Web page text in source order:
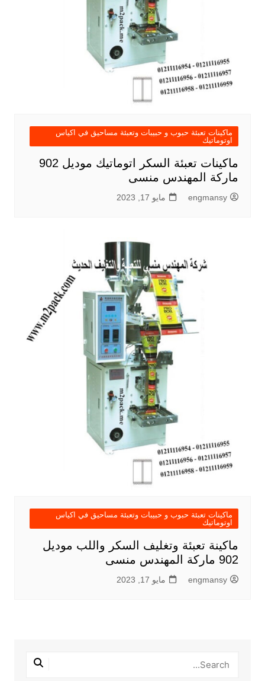
ماكينات تعبئة حبوب و حبيبات وتعبئة مساحيق في اكياس
اوتوماتيك
ماكينات تعبئة السكر اتوماتيك موديل 902
ماركة المهندس منسى
engmansy مايو 17, 2023
ماكينات تعبئة حبوب و حبيبات وتعبئة مساحيق في اكياس
اوتوماتيك
ماكينة تعبئة وتغليف السكر واللب موديل
902 ماركة المهندس منسى
engmansy مايو 17, 2023